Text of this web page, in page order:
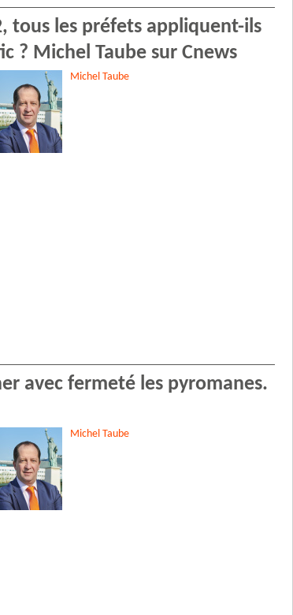
tous les préfets appliquent-ils
? Michel Taube sur Cnews
Michel Taube
avec fermeté les pyromanes.
Michel Taube